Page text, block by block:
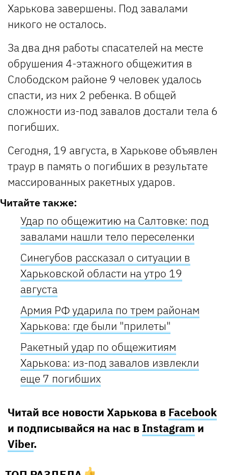
Харькова завершены. Под завалами
никого не осталось.
За два дня работы спасателей на месте
обрушения 4-этажного общежития в
Слободском районе 9 человек удалось
спасти, из них 2 ребенка. В общей
сложности из-под завалов достали тела 6
погибших.
Сегодня, 19 августа, в Харькове объявлен
траур в память о погибших в результате
массированных ракетных ударов.
Читайте также:
Удар по общежитию на Салтовке: под
завалами нашли тело переселенки
Синегубов рассказал о ситуации в
Харьковской области на утро 19
августа
Армия РФ ударила по трем районам
Харькова: где были "прилеты"
Ракетный удар по общежитиям
Харькова: из-под завалов извлекли
еще 7 погибших
Читай все новости Харькова в Facebook
и подписывайся на нас в Instagram и
Viber.